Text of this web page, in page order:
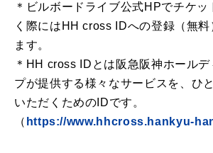
＊ビルボードライブ公式HPでチケ
く際にはHH cross IDへの登録（無料
ます。
＊HH cross IDとは阪急阪神ホール
プが提供する様々なサービスを、ひ
いただくためのIDです。
（ https://www.hhcross.hankyu-